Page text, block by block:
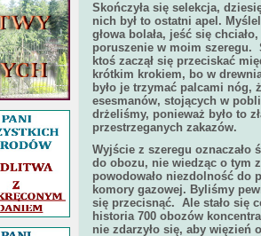
Skończyła się selekcja,
nich był to ostatni apel.
głowa bolała, jeść się
poruszenie w moim szeregu.
ktoś zaczął się przeciskać
krótkim krokiem, bo w
było je trzymać palcami nóg,
esesmanów, stojących w
drżeliśmy, ponieważ było to
przestrzeganych zakazów.
Wyjście z szeregu
do obozu, nie wiedząc o tym
powodowało niezdolność do
komory gazowej. Byliśmy
się przecisnąć. Ale stało się
historia 700 obozów
nie zdarzyło się, aby więzień